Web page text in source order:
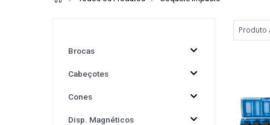
ADAPTADOR AFIADOR ALARGADOR
BUCHA DE REDUÇÃO (DIN 228 B)
BUCHA REDUÇÃO PARA VDI
CAPACETE
Brocas
Cabeçotes
Cones
Disp. Magnéticos